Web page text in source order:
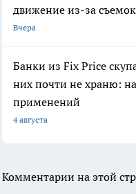
движение из-за
Вчера
Банки из Fix Price
них почти не храню:
применений
4 августа
Комментарии на этой